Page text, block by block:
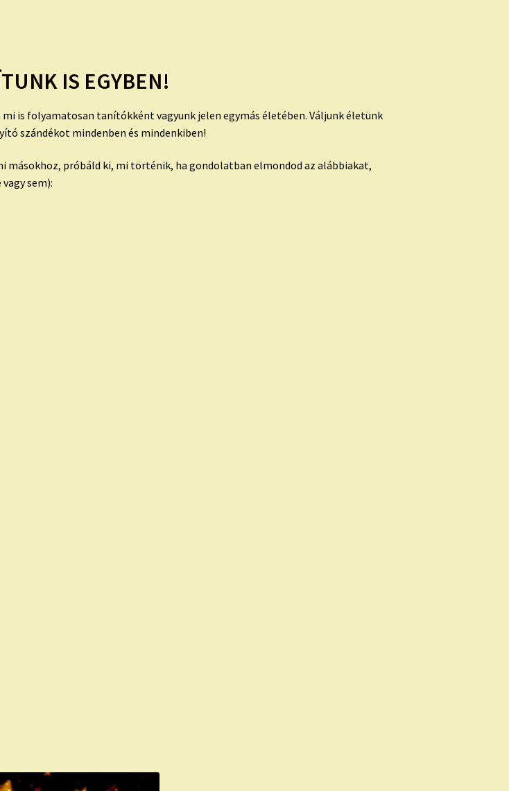
IS EGYBEN!
is folyamatosan tanítókként vagyunk jelen egymás életében. Váljunk életünk
szándékot mindenben és mindenkiben!
másokhoz, próbáld ki, mi történik, ha gondolatban elmondod az alábbiakat,
sem):